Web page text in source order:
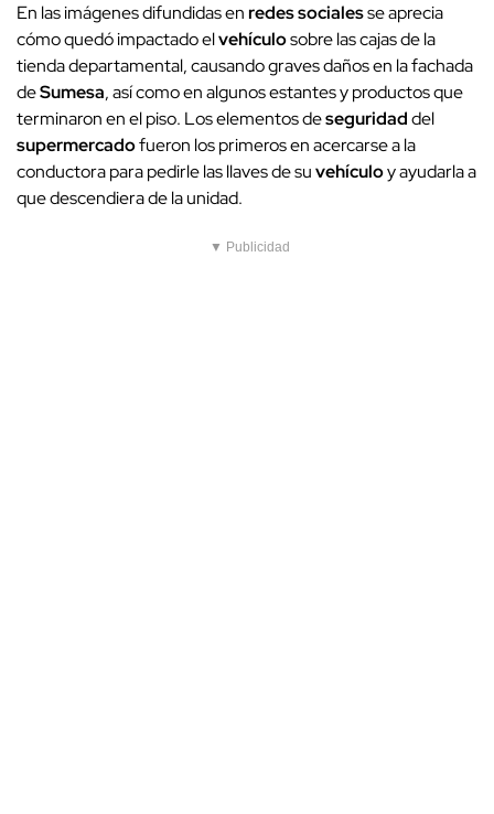
En las imágenes difundidas enredes socialesse aprecia
cómo quedó impactado elvehículosobre las cajas de la
tienda departamental, causando graves daños en la fachada
deSumesa, así como en algunos estantes y productos que
terminaron en el piso. Los elementos deseguridaddel
supermercadofueron los primeros en acercarse a la
conductora para pedirle las llaves de suvehículoy ayudarla a
que descendiera de la unidad.
▼ Publicidad